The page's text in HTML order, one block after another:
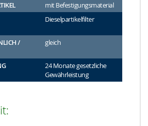
mit Befestigungsmaterial
Dieselpartikelfilter
/
gleich
24 Monate gesetzliche
Gewährleistung